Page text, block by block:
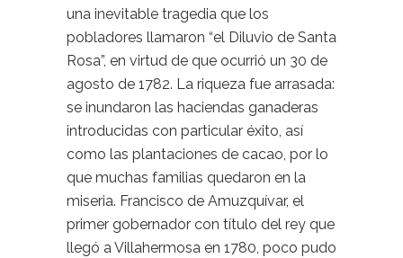
una inevitable tragedia que los
pobladores llamaron “el Diluvio de Santa
Rosa”, en virtud de que ocurrió un 30 de
agosto de 1782. La riqueza fue arrasada:
se inundaron las haciendas ganaderas
introducidas con particular éxito, así
como las plantaciones de cacao, por lo
que muchas familias quedaron en la
miseria. Francisco de Amuzquívar, el
primer gobernador con título del rey que
llegó a Villahermosa en 1780, poco pudo